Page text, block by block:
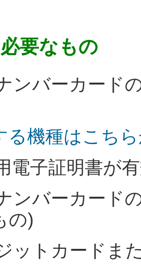
要なもの
ンバーカード
る機種はこち
電子証明書が
ンバーカード
の)
ットカードま